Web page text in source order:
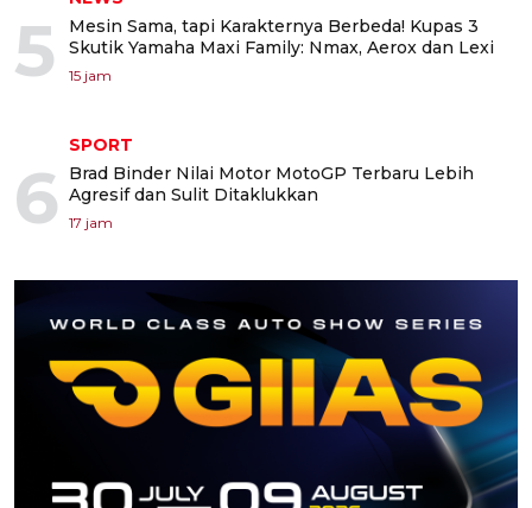
5
Mesin Sama, tapi Karakternya Berbeda! Kupas 3
Skutik Yamaha Maxi Family: Nmax, Aerox dan Lexi
15 jam
6
SPORT
Brad Binder Nilai Motor MotoGP Terbaru Lebih
Agresif dan Sulit Ditaklukkan
17 jam